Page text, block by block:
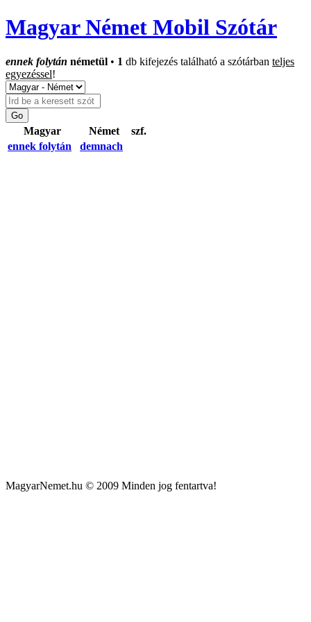
Magyar Német Mobil Szótár
ennek folytán németül • 1 db kifejezés található a szótárban teljes
egyezéssel!
Magyar Német
szf.
ennek folytán
demnach
MagyarNemet.hu © 2009 Minden jog fentartva!